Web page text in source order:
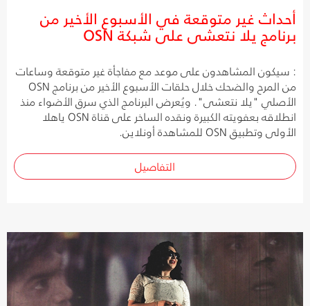
أحداث غير متوقعة في الأسبوع الأخير من
برنامج يلا نتعشى على شبكة OSN
: سيكون المشاهدون على موعد مع مفاجأة غير متوقعة وساعات
من المرح والضحك خلال حلقات الأسبوع الأخير من برنامج OSN
الأصلي "يلا نتعشى". ويُعرض البرنامج الذي سرق الأضواء منذ
انطلاقه بعفويته الكبيرة ونقده الساخر على قناة OSN ياهلا
الأولى وتطبيق OSN للمشاهدة أونلاين.
التفاصيل